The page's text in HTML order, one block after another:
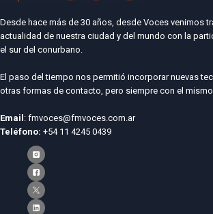
Desde hace más de 30 años, desde Voces venimos
actualidad de nuestra ciudad y del mundo con la
el sur del conurbano.
El paso del tiempo nos permitió incorporar nuevas
otras formas de contacto, pero siempre con el
Email : fmvoces@fmvoces.com.ar
Teléfono: +54 11 4245 0439